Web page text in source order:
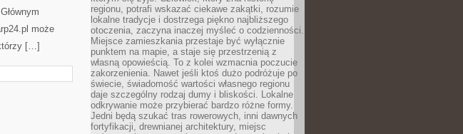
może
[…]
regionu, potrafi wskazać ciekawe zakątki, rozumie
lokalne tradycje i dostrzega piękno najbliższego
otoczenia, zaczyna inaczej myśleć o codzienności.
Miejsce zamieszkania przestaje być wyłącznie
punktem na mapie, a staje się przestrzenią z
własną opowieścią. To z kolei wzmacnia poczucie
zakorzenienia. Nawet jeśli ktoś dużo podróżuje po
świecie, świadomość wartości własnego regionu
daje szczególny rodzaj dumy i bliskości. Lokalne
odkrywanie może przybierać bardzo różne formy.
Jedni będą szukać tras rowerowych, inni dawnych
fortyfikacji, drewnianej architektury, miejsc